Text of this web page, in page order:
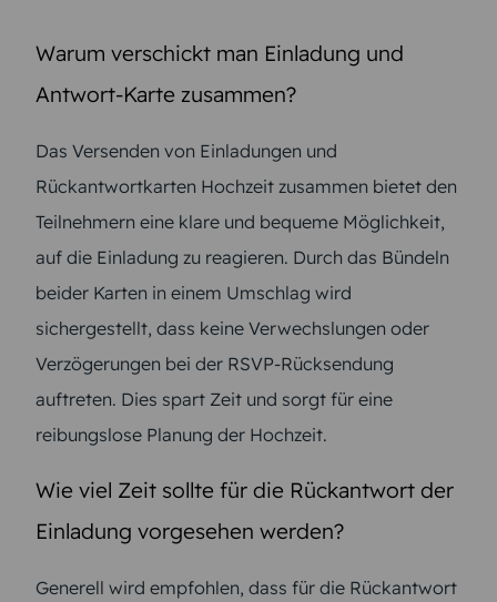
Warum verschickt man Einladung und
Antwort-Karte zusammen?
Das Versenden von Einladungen und
Rückantwortkarten Hochzeit zusammen bietet den
Teilnehmern eine klare und bequeme Möglichkeit,
auf die Einladung zu reagieren. Durch das Bündeln
beider Karten in einem Umschlag wird
sichergestellt, dass keine Verwechslungen oder
Verzögerungen bei der RSVP-Rücksendung
auftreten. Dies spart Zeit und sorgt für eine
reibungslose Planung der Hochzeit.
Wie viel Zeit sollte für die Rückantwort der
Einladung vorgesehen werden?
Generell wird empfohlen, dass für die Rückantwort